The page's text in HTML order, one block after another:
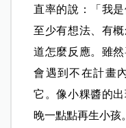
直率的說：「我
至少有想法、有
道怎麼反應。雖
會遇到不在計畫
它。像小粿醬的
晚一點點再生小孩